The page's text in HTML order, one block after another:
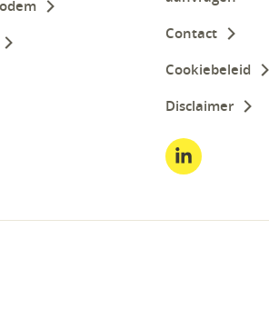
Contact
Cookiebeleid
Disclaimer